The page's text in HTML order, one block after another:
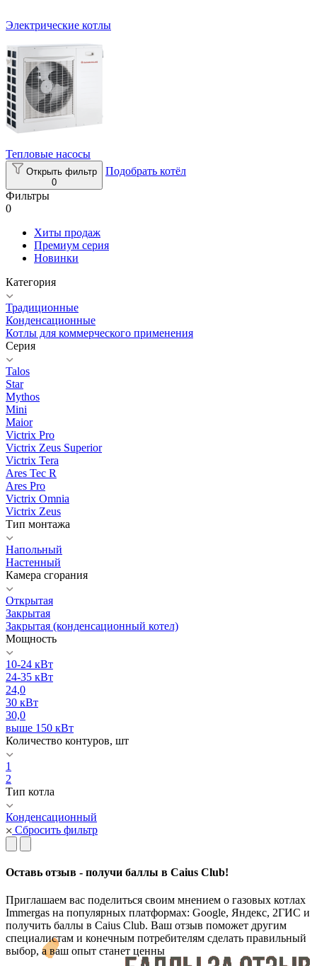
Электрические котлы
Тепловые насосы
Открыть фильтр
0
Подобрать котёл
Фильтры
0
Хиты продаж
Премиум серия
Новинки
Категория
Традиционные
Конденсационные
Котлы для коммерческого применения
Серия
Talos
Star
Mythos
Mini
Maior
Victrix Pro
Victrix Zeus Superior
Victrix Tera
Ares Tec R
Ares Pro
Victrix Omnia
Victrix Zeus
Тип монтажа
Напольный
Настенный
Камера сгорания
Открытая
Закрытая
Закрытая (конденсационный котел)
Мощность
10-24 кВт
24-35 кВт
24,0
30 кВт
30,0
выше 150 кВт
Количество контуров, шт
1
2
Тип котла
Конденсационный
Сбросить фильтр
Оставь отзыв - получи баллы в Caius Club!
Приглашаем вас поделиться своим мнением о газовых котлах
Immergas на популярных платформах: Google, Яндекс, 2ГИС и
получить баллы в Caius Club. Ваш отзыв поможет другим
специалистам и конечным потребителям сделать правильный
выбор, а ваш опыт станет ценны